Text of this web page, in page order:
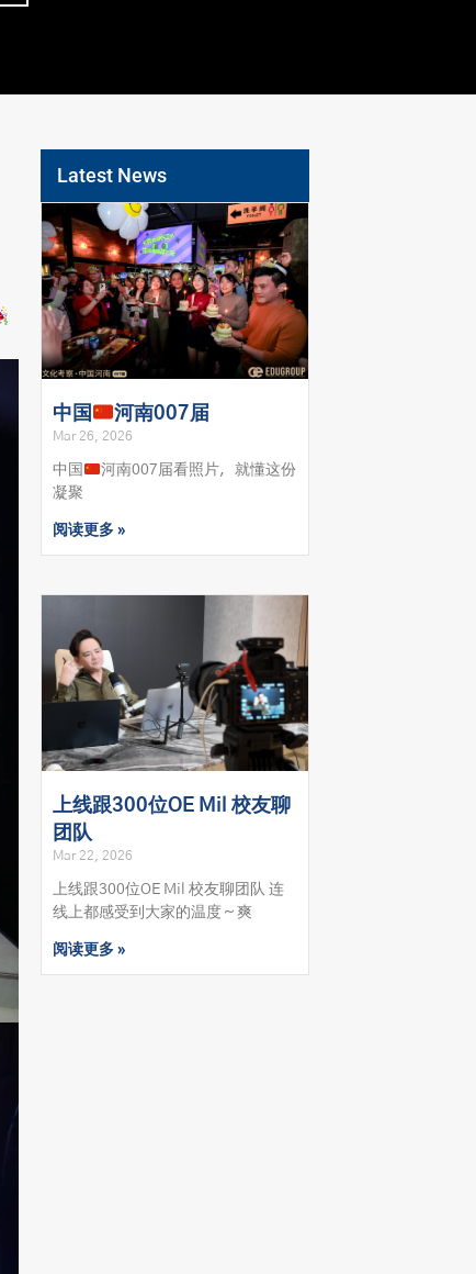
Latest News
中国 河南007届
Mar 26, 2026
中国
河南007届看照片，就懂这份
凝聚
阅读更多 »
上线跟300位OE Mil 校友聊
团队
Mar 22, 2026
上线跟300位OE Mil 校友聊团队 连
线上都感受到大家的温度～爽
阅读更多 »